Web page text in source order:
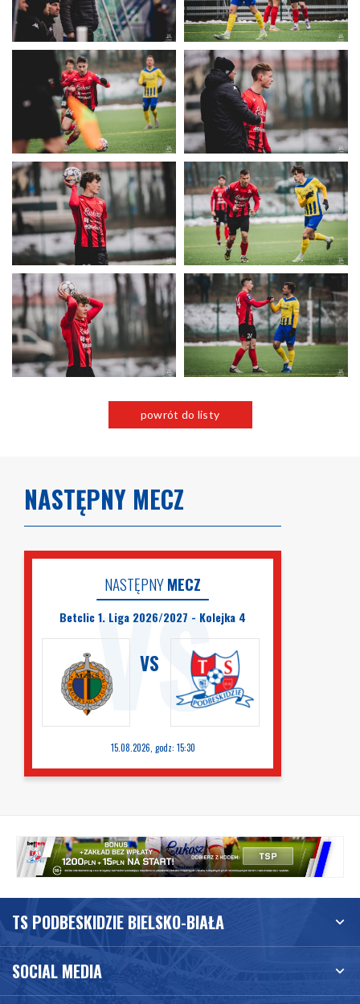
powrót do listy
NASTĘPNY MECZ
NASTĘPNYMECZ
Betclic 1. Liga 2026/2027 - Kolejka 4
VS
15.08.2026, godz: 15:30
TS PODBESKIDZIE BIELSKO-BIAŁA
SOCIAL MEDIA